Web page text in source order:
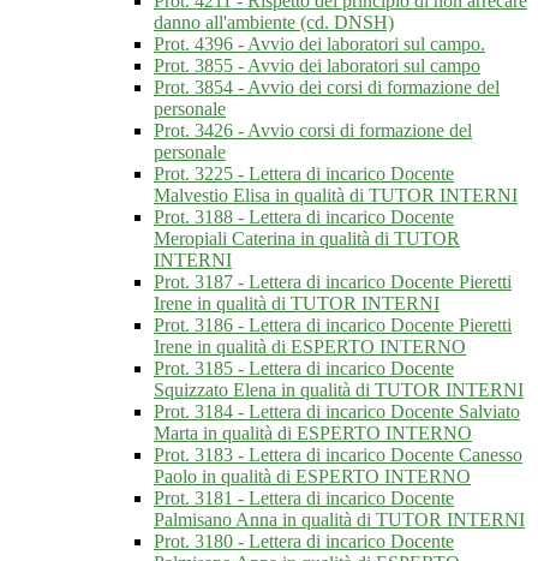
danno all'ambiente (cd. DNSH)
Prot. 4396 - Avvio dei laboratori sul campo.
Prot. 3855 - Avvio dei laboratori sul campo
Prot. 3854 - Avvio dei corsi di formazione del
personale
Prot. 3426 - Avvio corsi di formazione del
personale
Prot. 3225 - Lettera di incarico Docente
Malvestio Elisa in qualità di TUTOR INTERNI
Prot. 3188 - Lettera di incarico Docente
Meropiali Caterina in qualità di TUTOR
INTERNI
Prot. 3187 - Lettera di incarico Docente Pieretti
Irene in qualità di TUTOR INTERNI
Prot. 3186 - Lettera di incarico Docente Pieretti
Irene in qualità di ESPERTO INTERNO
Prot. 3185 - Lettera di incarico Docente
Squizzato Elena in qualità di TUTOR INTERNI
Prot. 3184 - Lettera di incarico Docente Salviato
Marta in qualità di ESPERTO INTERNO
Prot. 3183 - Lettera di incarico Docente Canesso
Paolo in qualità di ESPERTO INTERNO
Prot. 3181 - Lettera di incarico Docente
Palmisano Anna in qualità di TUTOR INTERNI
Prot. 3180 - Lettera di incarico Docente